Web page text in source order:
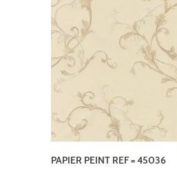
PAPIER PEINT REF = 45036